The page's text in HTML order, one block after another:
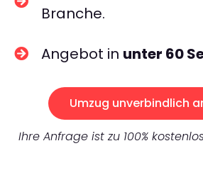
Branche.
Angebot in unter 60
Umzug unverbindlich
Ihre Anfrage ist zu 100%